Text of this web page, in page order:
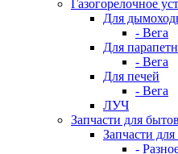
Газогорелочное
Для
- Вега
Для
- Вега
Для печей
- Вега
ЛУЧ
Запчасти для
Запчасти для
-